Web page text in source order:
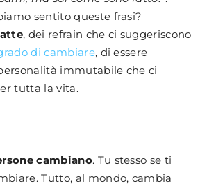
sentito queste frasi?
, dei refrain che ci suggeriscono
di cambiare, di essere
immutabile che ci
tutta la vita.
cambiano. Tu stesso se ti
Tutto, al mondo, cambia